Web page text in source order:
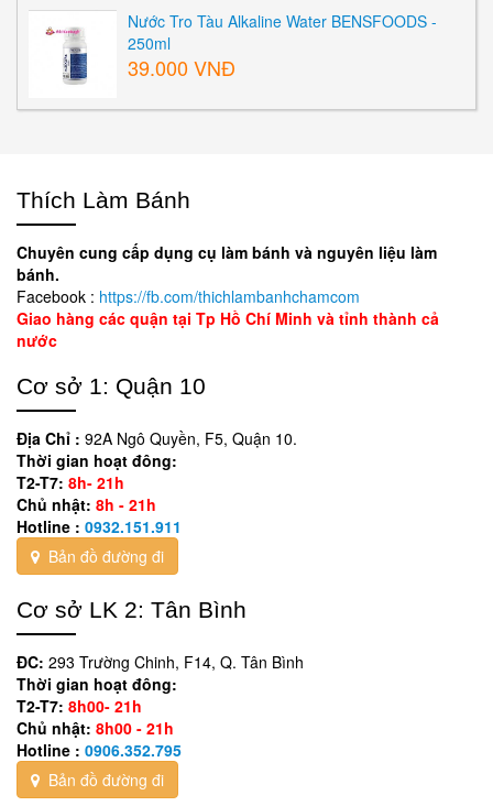
Nước Tro Tàu Alkaline Water BENSFOODS -
250ml
39.000 VNĐ
Thích Làm Bánh
Chuyên cung cấp dụng cụ làm bánh và nguyên liệu làm
bánh.
Facebook : https://fb.com/thichlambanhchamcom
Giao hàng các quận tại Tp Hồ Chí Minh và tỉnh thành cả
nước
Cơ sở 1: Quận 10
Địa Chỉ : 92A Ngô Quyền, F5, Quận 10.
Thời gian hoạt đông:
T2-T7: 8h- 21h
Chủ nhật: 8h - 21h
Hotline : 0932.151.911
Bản đồ đường đi
Cơ sở LK 2: Tân Bình
ĐC: 293 Trường Chinh, F14, Q. Tân Bình
Thời gian hoạt đông:
T2-T7: 8h00- 21h
Chủ nhật: 8h00 - 21h
Hotline : 0906.352.795
Bản đồ đường đi